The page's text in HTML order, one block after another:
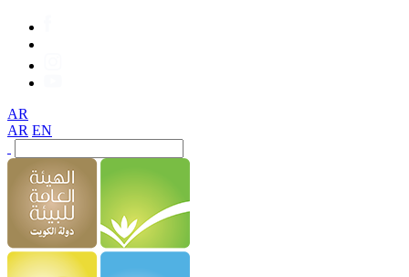
AR
AR EN